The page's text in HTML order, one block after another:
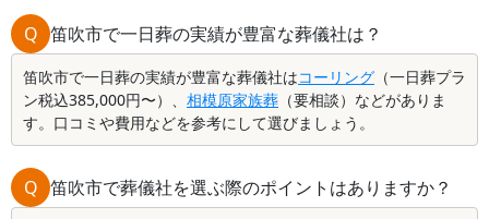
Q 笛吹市で一日葬の実績が豊富な葬儀社は？
笛吹市で一日葬の実績が豊富な葬儀社はコーリング （一日葬プラ
ン税込385,000円〜）、 相模原家族葬 （要相談）などがありま
す。口コミや費用などを参考にして選びましょう。
Q 笛吹市で葬儀社を選ぶ際のポイントはありますか？